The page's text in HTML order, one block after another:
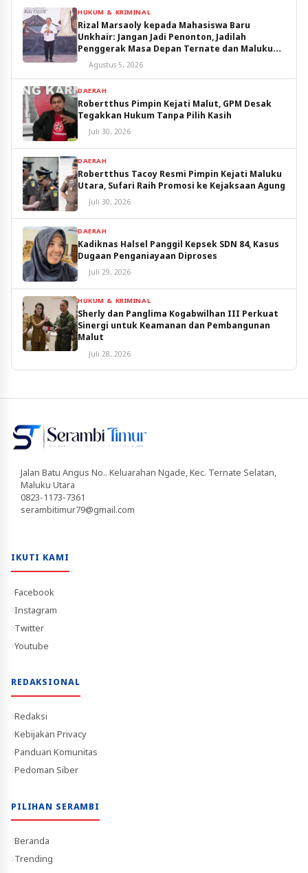
HUKUM & KRIMINAL
Rizal Marsaoly kepada Mahasiswa Baru
Unkhair: Jangan Jadi Penonton, Jadilah
Penggerak Masa Depan Ternate dan Maluku
Utara
Agustus 5, 2026
DAERAH
Robertthus Pimpin Kejati Malut, GPM Desak
Tegakkan Hukum Tanpa Pilih Kasih
Juli 30, 2026
DAERAH
Robertthus Tacoy Resmi Pimpin Kejati Maluku
Utara, Sufari Raih Promosi ke Kejaksaan Agung
Juli 30, 2026
DAERAH
Kadiknas Halsel Panggil Kepsek SDN 84, Kasus
Dugaan Penganiayaan Diproses
Juli 29, 2026
HUKUM & KRIMINAL
Sherly dan Panglima Kogabwilhan III Perkuat
Sinergi untuk Keamanan dan Pembangunan
Malut
Juli 28, 2026
Jalan Batu Angus No.. Keluarahan Ngade, Kec. Ternate Selatan,
Maluku Utara
0823-1173-7361
serambitimur79@gmail.com
IKUTI KAMI
Facebook
Instagram
Twitter
Youtube
REDAKSIONAL
Redaksi
Kebijakan Privacy
Panduan Komunitas
Pedoman Siber
PILIHAN SERAMBI
Beranda
Trending